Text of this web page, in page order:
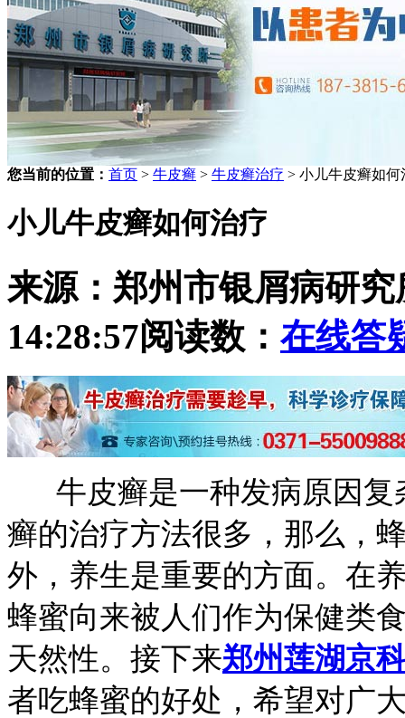
您当前的位置： 首页 > 牛皮癣 > 牛皮癣治疗 > 小儿牛皮癣如何
小儿牛皮癣如何治疗
来源：郑州市银屑病研究
14:28:57阅读数： 在线答
牛皮癣是一种发病原因复
癣的治疗方法很多，那么，
外，养生是重要的方面。在
蜂蜜向来被人们作为保健类
天然性。接下来郑州莲湖京
者吃蜂蜜的好处，希望对广